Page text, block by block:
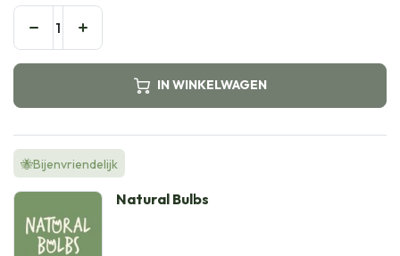
IN WINKELWAGEN
🐝Bijenvriendelijk
Natural Bulbs